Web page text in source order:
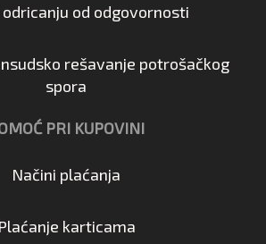
odricanju od odgovornosti
rešavanje potrošačkog
spora
PRI KUPOVINI
Načini plaćanja
Plaćanje karticama